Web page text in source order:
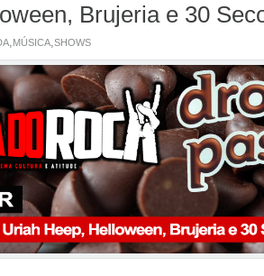
Brujeria e 30
, MÚSICA,SHOWS